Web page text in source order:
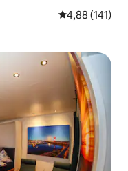
Średnia
4,88 (141)